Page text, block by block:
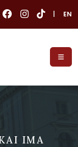
EN
IMA